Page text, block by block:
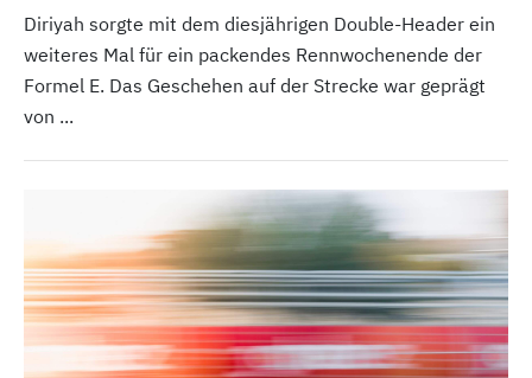
Diriyah sorgte mit dem diesjährigen Double-Header ein
weiteres Mal für ein packendes Rennwochenende der
Formel E. Das Geschehen auf der Strecke war geprägt
von ...